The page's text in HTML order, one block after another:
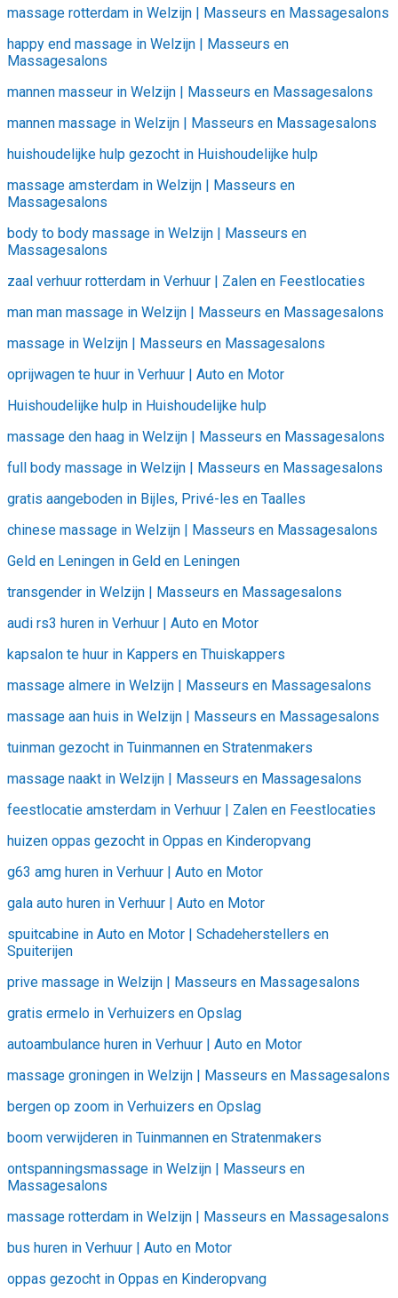
massage rotterdam in Welzijn | Masseurs en Massagesalons
happy end massage in Welzijn | Masseurs en
Massagesalons
mannen masseur in Welzijn | Masseurs en Massagesalons
mannen massage in Welzijn | Masseurs en Massagesalons
huishoudelijke hulp gezocht in Huishoudelijke hulp
massage amsterdam in Welzijn | Masseurs en
Massagesalons
body to body massage in Welzijn | Masseurs en
Massagesalons
zaal verhuur rotterdam in Verhuur | Zalen en Feestlocaties
man man massage in Welzijn | Masseurs en Massagesalons
massage in Welzijn | Masseurs en Massagesalons
oprijwagen te huur in Verhuur | Auto en Motor
Huishoudelijke hulp in Huishoudelijke hulp
massage den haag in Welzijn | Masseurs en Massagesalons
full body massage in Welzijn | Masseurs en Massagesalons
gratis aangeboden in Bijles, Privé-les en Taalles
chinese massage in Welzijn | Masseurs en Massagesalons
Geld en Leningen in Geld en Leningen
transgender in Welzijn | Masseurs en Massagesalons
audi rs3 huren in Verhuur | Auto en Motor
kapsalon te huur in Kappers en Thuiskappers
massage almere in Welzijn | Masseurs en Massagesalons
massage aan huis in Welzijn | Masseurs en Massagesalons
tuinman gezocht in Tuinmannen en Stratenmakers
massage naakt in Welzijn | Masseurs en Massagesalons
feestlocatie amsterdam in Verhuur | Zalen en Feestlocaties
huizen oppas gezocht in Oppas en Kinderopvang
g63 amg huren in Verhuur | Auto en Motor
gala auto huren in Verhuur | Auto en Motor
spuitcabine in Auto en Motor | Schadeherstellers en
Spuiterijen
prive massage in Welzijn | Masseurs en Massagesalons
gratis ermelo in Verhuizers en Opslag
autoambulance huren in Verhuur | Auto en Motor
massage groningen in Welzijn | Masseurs en Massagesalons
bergen op zoom in Verhuizers en Opslag
boom verwijderen in Tuinmannen en Stratenmakers
ontspanningsmassage in Welzijn | Masseurs en
Massagesalons
massage rotterdam in Welzijn | Masseurs en Massagesalons
bus huren in Verhuur | Auto en Motor
oppas gezocht in Oppas en Kinderopvang